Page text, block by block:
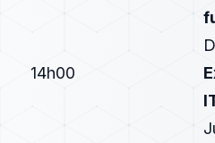
14h00